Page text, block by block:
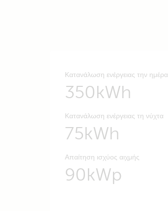
Κατανάλωση ενέργειας την ημέρα
350kWh
Κατανάλωση ενέργειας τη νύχτα
75kWh
Απαίτηση ισχύος αιχμής
90kWp